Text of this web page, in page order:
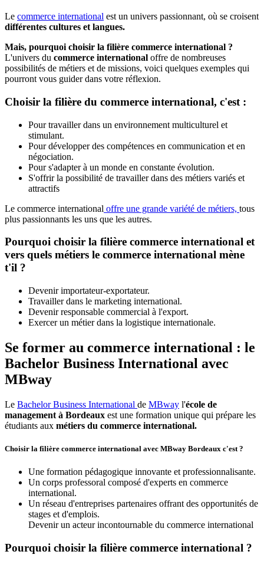
Le commerce international est un univers passionnant, où se croisent
différentes cultures et langues.
Mais, pourquoi choisir la filière commerce international ?
L'univers du commerce international offre de nombreuses
possibilités de métiers et de missions, voici quelques exemples qui
pourront vous guider dans votre réflexion.
Choisir la filière du commerce international, c'est :
Pour travailler dans un environnement multiculturel et
stimulant.
Pour développer des compétences en communication et en
négociation.
Pour s'adapter à un monde en constante évolution.
S'offrir la possibilité de travailler dans des métiers variés et
attractifs
Le commerce international offre une grande variété de métiers, tous
plus passionnants les uns que les autres.
Pourquoi choisir la filière commerce international et
vers quels métiers le commerce international mène
t'il ?
Devenir importateur-exportateur.
Travailler dans le marketing international.
Devenir responsable commercial à l'export.
Exercer un métier dans la logistique internationale.
Se former au commerce international : le
Bachelor Business International avec
MBway
Le Bachelor Business International de MBway l'école de
management à Bordeaux est une formation unique qui prépare les
étudiants aux métiers du commerce international.
Choisir la filière commerce international avec MBway Bordeaux c'est ?
Une formation pédagogique innovante et professionnalisante.
Un corps professoral composé d'experts en commerce
international.
Un réseau d'entreprises partenaires offrant des opportunités de
stages et d'emplois.
Devenir un acteur incontournable du commerce international
Pourquoi choisir la filière commerce international ?